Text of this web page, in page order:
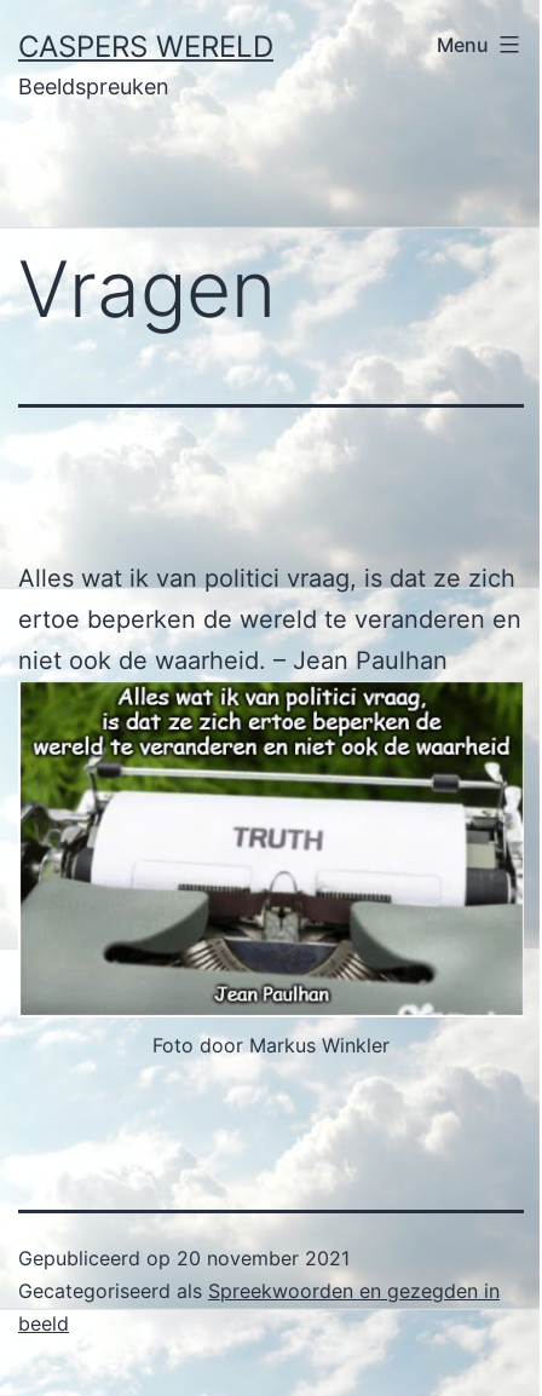
naar
de
CASPERS WERELD
Beeldspreuken
Menu
Vragen
Alles wat ik van politici vraag, is dat ze zich
ertoe beperken de wereld te veranderen en
niet ook de waarheid. – Jean Paulhan
Foto door Markus Winkler
Gepubliceerd op 20 november 2021
Gecategoriseerd als Spreekwoorden en gezegden in
beeld